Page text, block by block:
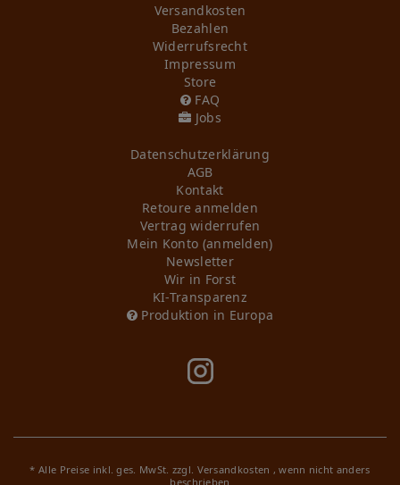
Versandkosten
Bezahlen
Widerrufs­recht
Impressum
Store
FAQ
Jobs
Daten­schutz­erklärung
AGB
Kontakt
Retoure anmelden
Vertrag widerrufen
Mein Konto (anmelden)
Newsletter
Wir in Forst
KI-Transparenz
Produktion in Europa
* Alle Preise inkl. ges. MwSt. zzgl. Versandkosten , wenn nicht anders
beschrieben